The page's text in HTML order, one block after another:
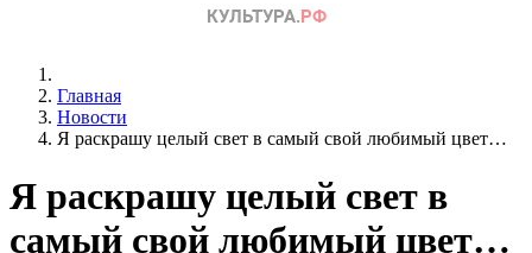
Главная
Новости
Я раскрашу целый свет в самый свой любимый цвет…
Я раскрашу целый свет в
самый свой любимый цвет…